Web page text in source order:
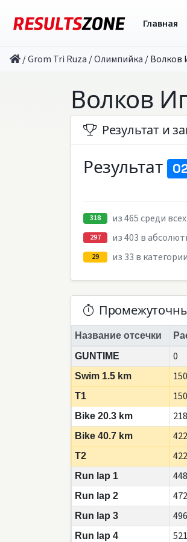
Главная
/Grom Tri Ruza /Олимпийка /Волков
Волков
Результат и
Результат
318 из 465 среди
297 из 403 в
29 из 33 в категории
Название отсечки
GUNTIME
0
Swim 1.5 km
T1
Bike 20.3 km
Bike 40.7 km
T2
Run lap 1
Run lap 2
Run lap 3
Run lap 4